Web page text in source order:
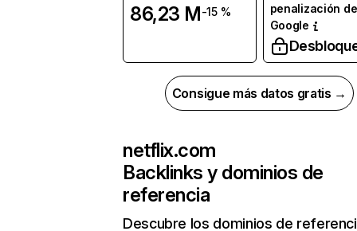
86,23 M-15 %
penalización de
Google
Consigue más datos gratis →
netflix.com
Backlinks y dominios de
referencia
Descubre los dominios de